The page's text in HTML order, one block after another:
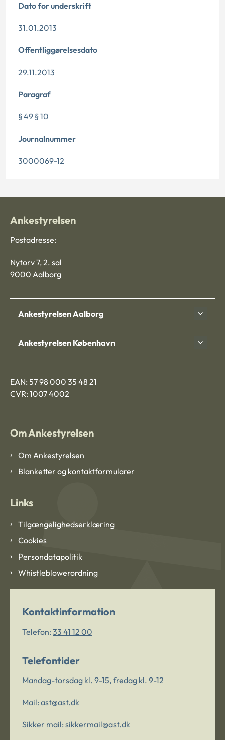
Dato for underskrift
31.01.2013
Offentliggørelsesdato
29.11.2013
Paragraf
§ 49 § 10
Journalnummer
3000069-12
Ankestyrelsen
Postadresse:
Nytorv 7, 2. sal
9000 Aalborg
Ankestyrelsen Aalborg
Ankestyrelsen København
EAN: 57 98 000 35 48 21
CVR: 1007 4002
Om Ankestyrelsen
Om Ankestyrelsen
Blanketter og kontaktformularer
Links
Tilgængelighedserklæring
Cookies
Persondatapolitik
Whistleblowerordning
Kontaktinformation
Telefon: 33 41 12 00
Telefontider
Mandag-torsdag kl. 9-15, fredag kl. 9-12
Mail: ast@ast.dk
Sikker mail: sikkermail@ast.dk